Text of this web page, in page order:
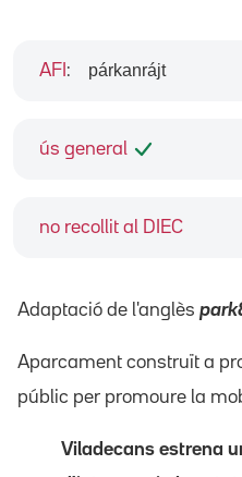
ús general
no recollit al DIEC
AFI : párkanrájt
Adaptació de l'anglès
Aparcament construït a
públic per promoure la
Viladecans estrena